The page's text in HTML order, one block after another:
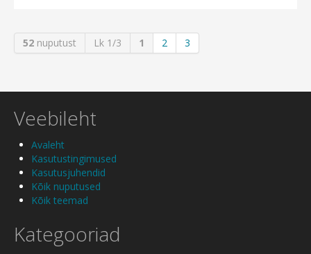
52 nuputust Lk 1/3 1 2 3
Veebileht
Avaleht
Kasutustingimused
Kasutusjuhendid
Kõik nuputused
Kõik teemad
Kategooriad